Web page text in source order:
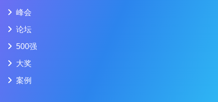
峰会
论坛
500强
大奖
案例